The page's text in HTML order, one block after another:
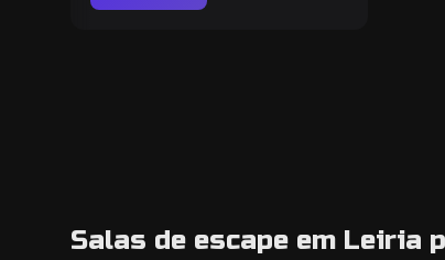
Salas de escape em Leiria